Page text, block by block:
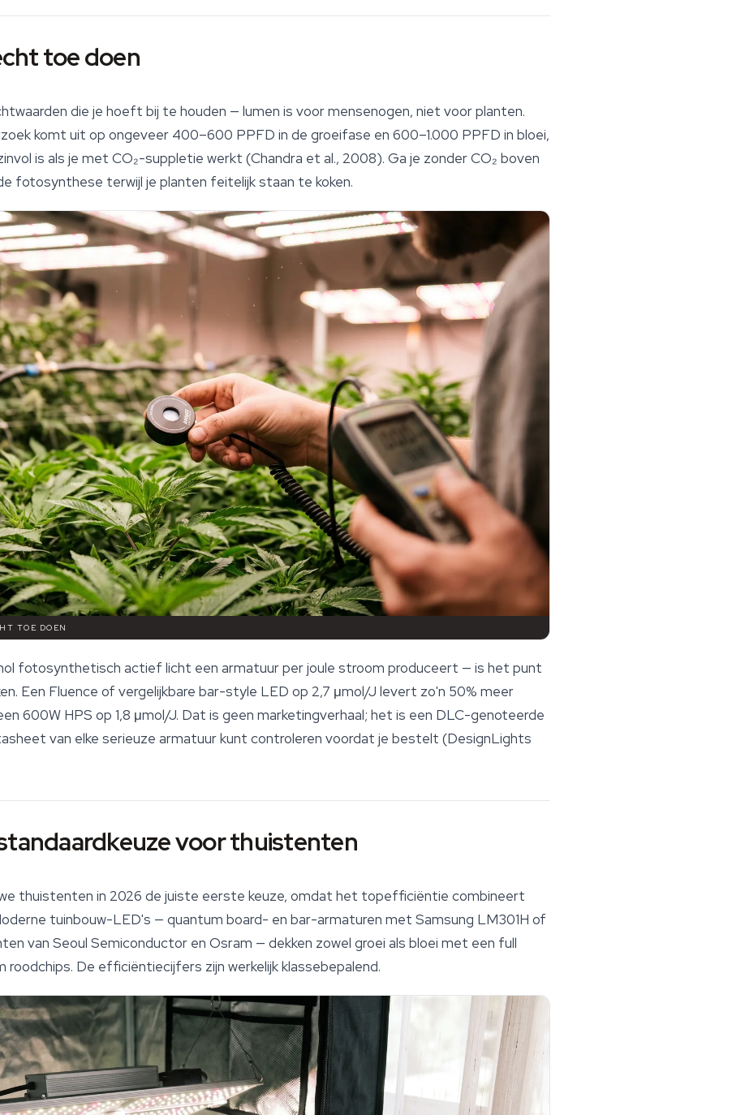
toe doen
die je hoeft bij te houden — lumen is voor mensenogen, niet voor planten.
komt uit op ongeveer 400–600 PPFD in de groeifase en 600–1.000 PPFD in bloei,
is als je met CO₂-suppletie werkt (Chandra et al., 2008). Ga je zonder CO₂ boven
fotosynthese terwijl je planten feitelijk staan te koken.
TOE DOEN
fotosynthetisch actief licht een armatuur per joule stroom produceert — is het punt
Een Fluence of vergelijkbare bar-style LED op 2,7 μmol/J levert zo'n 50% meer
600W HPS op 1,8 μmol/J. Dat is geen marketingverhaal; het is een DLC-genoteerde
van elke serieuze armatuur kunt controleren voordat je bestelt (DesignLights
voor thuistenten
thuistenten in 2026 de juiste eerste keuze, omdat het topefficiëntie combineert
tuinbouw-LED's — quantum board- en bar-armaturen met Samsung LM301H of
van Seoul Semiconductor en Osram — dekken zowel groei als bloei met een full
De efficiëntiecijfers zijn werkelijk klassebepalend.